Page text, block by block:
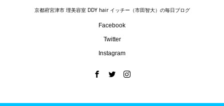
京都府宮津市 理美容室 DDY hair イッチー（市田智大）の毎日ブログ
Facebook
Twitter
Instagram